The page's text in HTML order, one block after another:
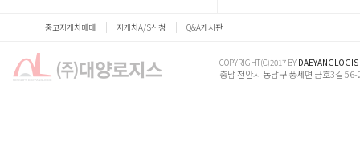
중고지게차매매 지게차A/S신청 Q&A게시판
COPYRIGHT(C)2017 BY DAEYANGLOGIS
충남 천안시 동남구 풍세면 금호3길